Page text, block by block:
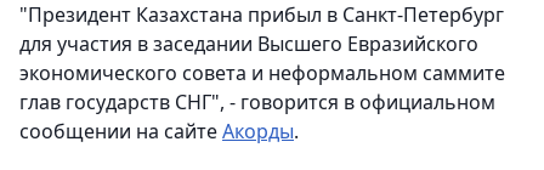
"Президент Казахстана прибыл в Санкт-Петербург
для участия в заседании Высшего Евразийского
экономического совета и неформальном саммите
глав государств СНГ", - говорится в официальном
сообщении на сайтеАкорды.